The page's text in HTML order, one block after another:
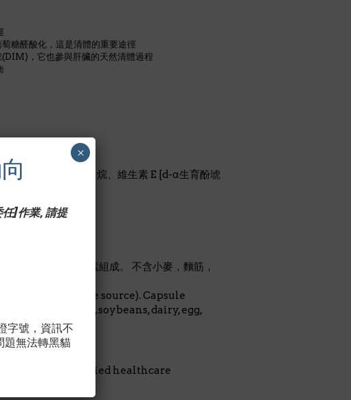
糖醛酸化，這是清體的重要途徑
，它也參與肝臟的天然清體過程
澱粉、二吲哚基甲烷、維生素 E [d-α生育酚琥
羥丙基甲基纖維素組成。 不含小麥，麵筋，
(vegetable source). Capsule
wheat, gluten, soybeans, dairy, egg,
by your qualified healthcare
]作業, 請提
字號，資訊不
題無法轉黑貓
×